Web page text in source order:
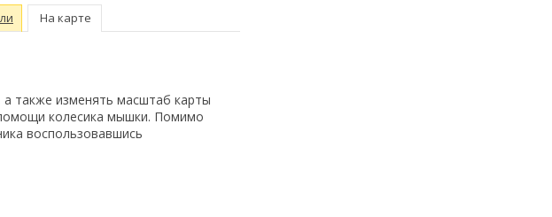
На карте
также изменять масштаб карты
колесика мышки. Помимо
воспользовавшись